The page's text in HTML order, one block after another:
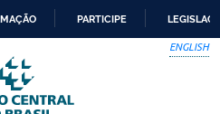
PARA
O
CONTEÚDO
PARTICIPE
ENGLISH